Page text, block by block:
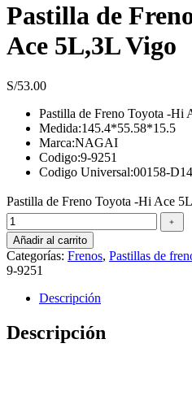
Pastilla de
Ace 5L,3L Vigo
S/53.00
Pastilla de Freno Toyota -Hi
Medida:145.4*55.58*15.5
Marca:NAGAI
Codigo:9-9251
Codigo Universal:00158-
Pastilla de Freno Toyota -Hi Ace
﹢
Añadir al carrito
Categorías: Frenos, Pastillas de
9-9251
Descripción
Descripción